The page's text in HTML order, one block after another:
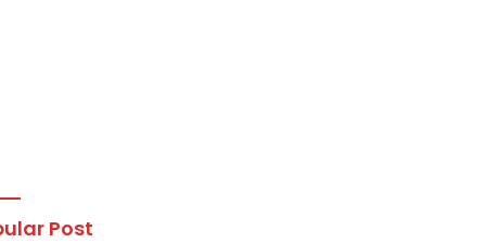
Post